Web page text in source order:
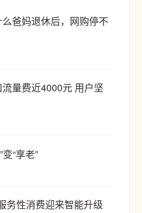
爸妈退休后，网购停不
量费近4000元 用户坚
“享老”
务性消费迎来智能升级